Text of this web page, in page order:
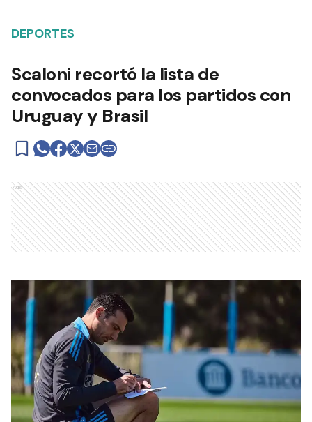
DEPORTES
Scaloni recortó la lista de
convocados para los partidos con
Uruguay y Brasil
Ads